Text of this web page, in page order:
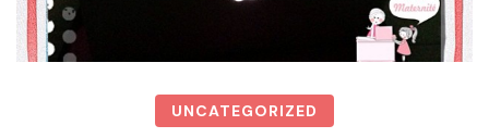
UNCATEGORIZED